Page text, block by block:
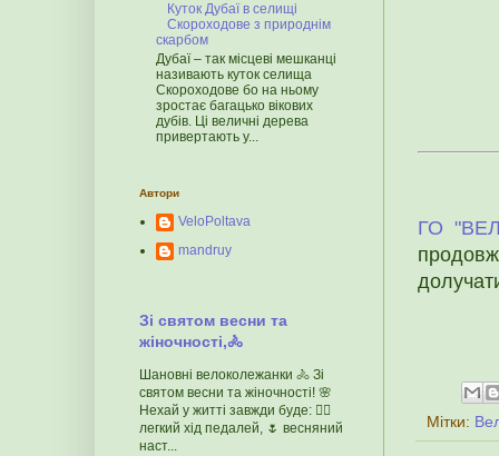
ГО
Мітки:
Куток Дубаї в селищі
Скороходове з природнім
скарбом
Дубаї – так місцеві мешканці
називають куток селища
Скороходове бо на ньому
зростає багацько вікових
дубів. Ці величні дерева
привертають у...
Автори
VeloPoltava
mandruy
Зі святом весни та
жіночності,🚴
Шановні велоколежанки 🚴 Зі
святом весни та жіночності! 🌸
Нехай у житті завжди буде: 🚴‍♀️
легкий хід педалей, 🌷 весняний
наст...